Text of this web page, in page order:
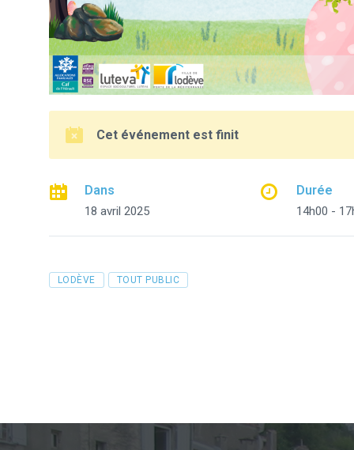
Cet événement est finit
Dans
18 avril 2025
Durée
14h00 -
Tags
LODÈVE TOUT PUBLIC